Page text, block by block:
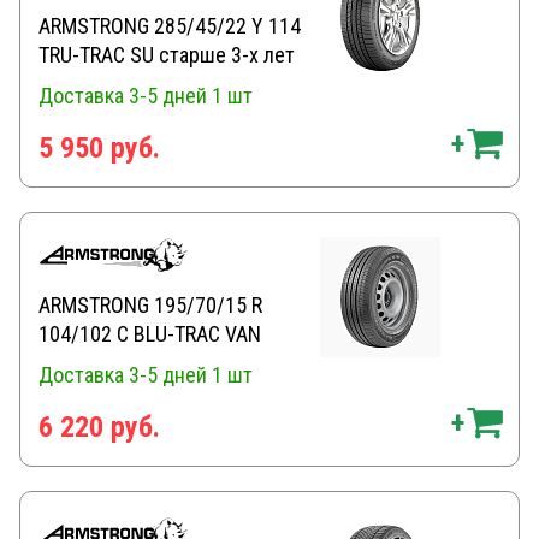
ARMSTRONG 285/45/22 Y 114
TRU-TRAC SU старше 3-х лет
Доставка 3-5 дней 1 шт
5 950 руб.
ARMSTRONG 195/70/15 R
104/102 C BLU-TRAC VAN
Доставка 3-5 дней 1 шт
6 220 руб.